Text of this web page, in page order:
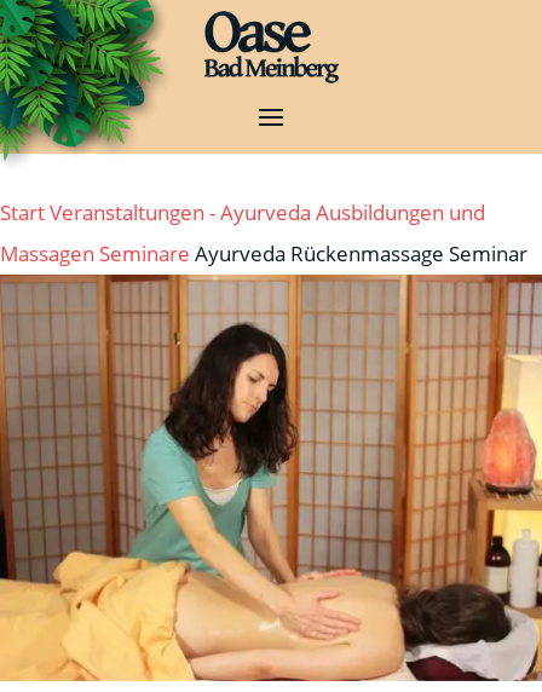
StartVeranstaltungen - Ayurveda Ausbildungen und
Massagen Seminare Ayurveda Rückenmassage Seminar